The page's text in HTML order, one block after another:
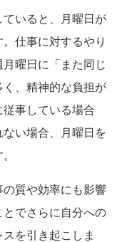
いると、月曜日が
仕事に対するやり
曜日に「また同じ
く、精神的な負担が
事している場合
い場合、月曜日を
の質や効率にも影響
でさらに自分への
を引き起こしま